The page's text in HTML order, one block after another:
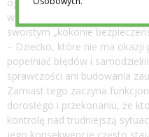
ograniczać możliwość
własnych doświadczeń,
swoistym „kokonie
– Dziecko, które nie ma okazji
popełniać błędów i
sprawczości ani budowania
Zamiast tego zaczyna
dorosłego i przekonaniu, że
kontrolę nad trudniejszą